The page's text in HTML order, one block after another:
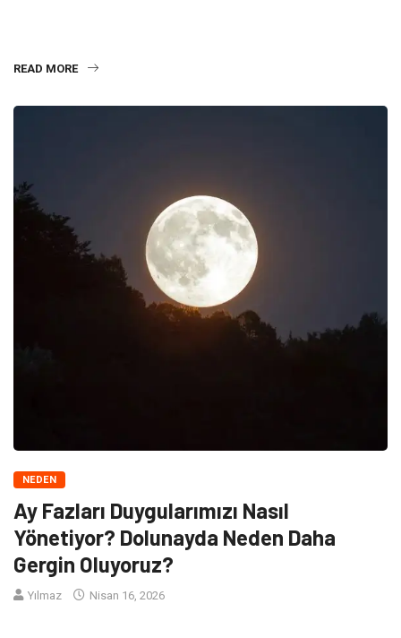
READ MORE
NEDEN
Ay Fazları Duygularımızı Nasıl
Yönetiyor? Dolunayda Neden Daha
Gergin Oluyoruz?
Yılmaz Nisan 16, 2026